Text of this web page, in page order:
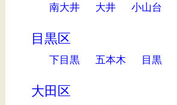
南大井 大井 小山台
目黒区
下目黒 五本木 目黒
大田区